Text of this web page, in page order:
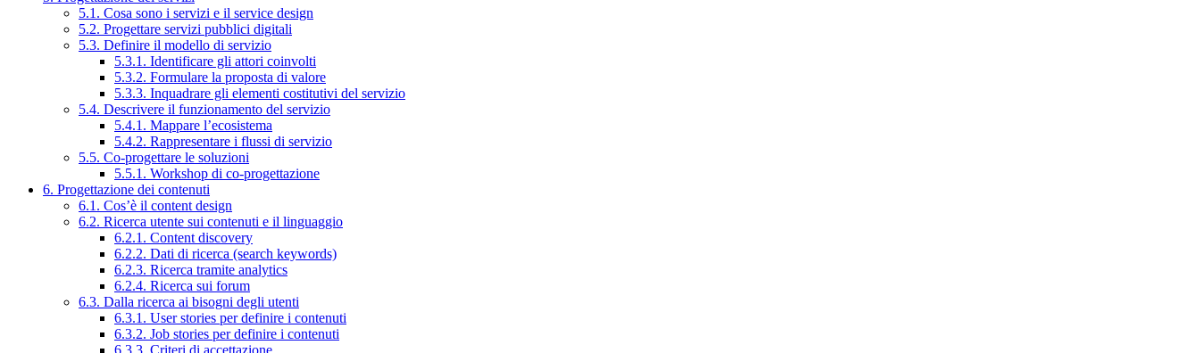
5.1. Cosa sono i servizi e il service design
5.2. Progettare servizi pubblici digitali
5.3. Definire il modello di servizio
5.3.1. Identificare gli attori coinvolti
5.3.2. Formulare la proposta di valore
5.3.3. Inquadrare gli elementi costitutivi del servizio
5.4. Descrivere il funzionamento del servizio
5.4.1. Mappare l’ecosistema
5.4.2. Rappresentare i flussi di servizio
5.5. Co-progettare le soluzioni
5.5.1. Workshop di co-progettazione
6. Progettazione dei contenuti
6.1. Cos’è il content design
6.2. Ricerca utente sui contenuti e il linguaggio
6.2.1. Content discovery
6.2.2. Dati di ricerca (search keywords)
6.2.3. Ricerca tramite analytics
6.2.4. Ricerca sui forum
6.3. Dalla ricerca ai bisogni degli utenti
6.3.1. User stories per definire i contenuti
6.3.2. Job stories per definire i contenuti
6.3.3. Criteri di accettazione